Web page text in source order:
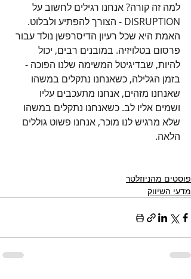
למה זה קורה? אנחנו רגילים לחשוב על
DISRUPTION - הצורך להפתיע ולבלוט.
האמת היא שכל רעיון הדיסרפשן נולד עבור
פרסום בטלויזיה. במובנים רבים, יכול
להיות, שבדיגיטל המשימה שלנו הפוכה -
בזמן הגלילה, כשאנחנו נתקלים במשהו
שאנחנו מזהים, אנחנו מתעכבים עליו
ושמים אליו לב. כשאנחנו נתקלים במשהו
שלא מרגיש לנו מוכר, אנחנו פשוט גוללים
הלאה.
פוסטים מהניוזלטר
מדעי השיווק